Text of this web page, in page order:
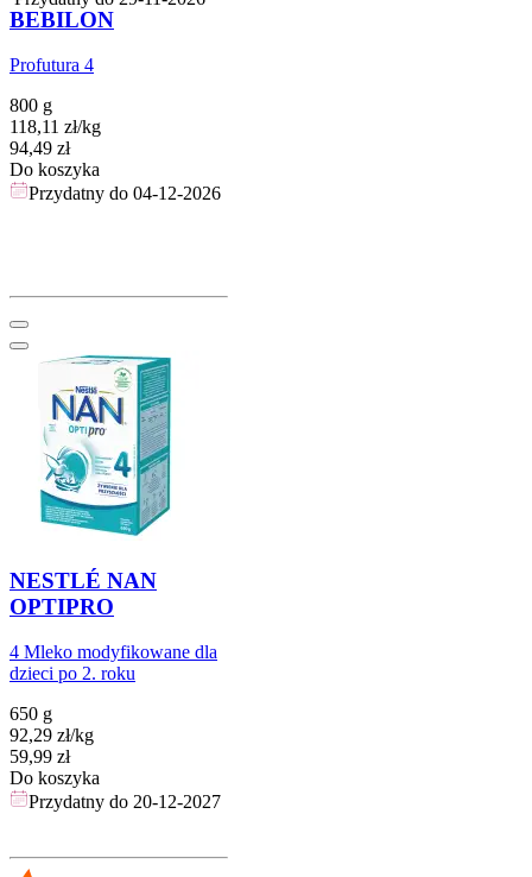
BEBILON
Profutura 4
800 g
118,11 zł/kg
Cena
94,49 zł
Do koszyka
Przydatny do 04-12-2026
NESTLÉ NAN
OPTIPRO
4 Mleko modyfikowane dla
dzieci po 2. roku
650 g
92,29 zł/kg
Cena
59,99 zł
Do koszyka
Przydatny do 20-12-2027